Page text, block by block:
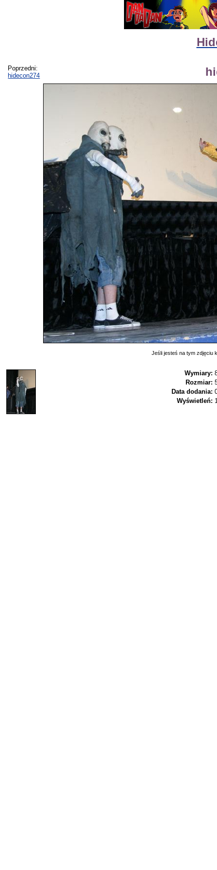
Poprzedni:
hidecon274
Jeśli jesteś na tym zdjęciu
Wymiary:
Rozmiar:
Data dodania:
Wyświetleń: